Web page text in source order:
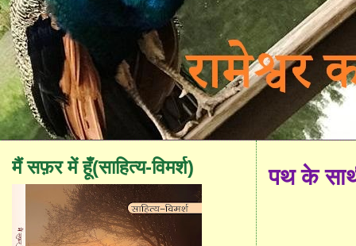
पथ के
मैं सफ़र में हूँ(साहित्य-विमर्श)